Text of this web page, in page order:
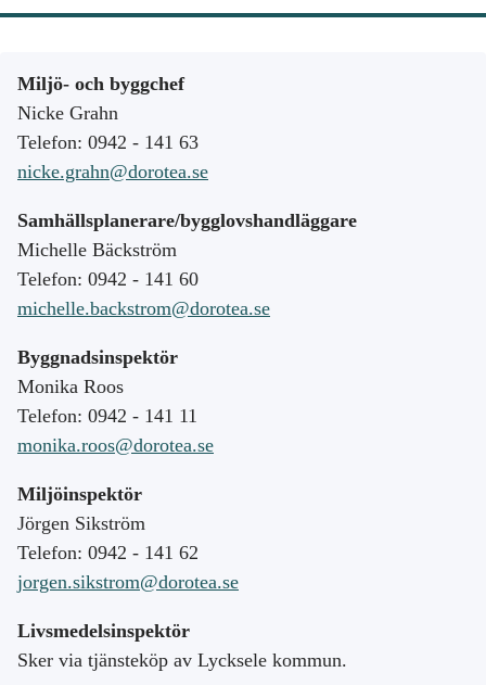
Miljö- och byggchef
Nicke Grahn
Telefon: 0942 - 141 63
nicke.grahn@dorotea.se
Samhällsplanerare/bygglovshandläggare
Michelle Bäckström
Telefon: 0942 - 141 60
michelle.backstrom@dorotea.se
Byggnadsinspektör
Monika Roos
Telefon: 0942 - 141 11
monika.roos@dorotea.se
Miljöinspektör
Jörgen Sikström
Telefon: 0942 - 141 62
jorgen.sikstrom@dorotea.se
Livsmedelsinspektör
Sker via tjänsteköp av Lycksele kommun.